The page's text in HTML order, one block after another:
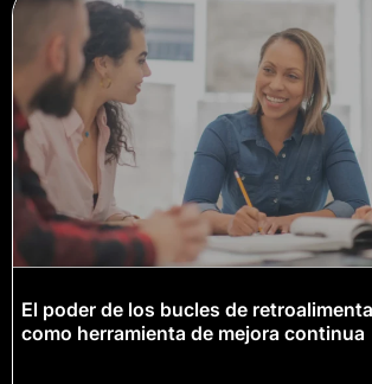
El poder de los bucles de
como herramienta de mejora continua